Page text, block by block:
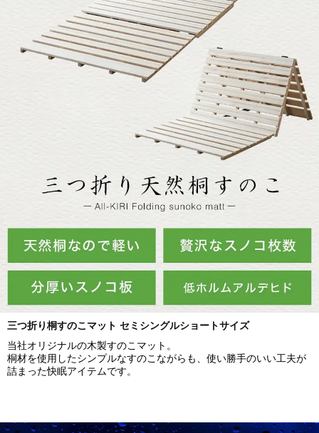
セミシングルショート
シングルショート
▼三つ折り桐すのこマットと三つ折りポケットコイルマットレス
シングル
セミダブル
ダブル
▼三つ折り桐すのこマットと三つ折りウレタンマットレスとのセ
ット
セミシングルショート
シングルショート
セミダブル
三つ折り桐すのこマット セミシングルショートサイズ
当社オリジナルの木製すのこマット。
桐材を使用したシンプルなすのこながらも、使い勝手のいい工夫が
詰まった快眠アイテムです。